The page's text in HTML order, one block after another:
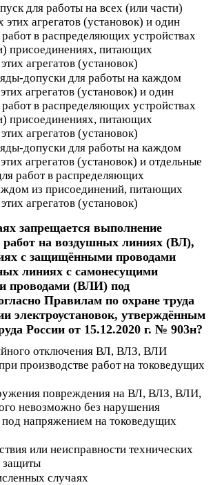
для работы на всех (или части)
этих агрегатов (установок) и один
в распределяющих устройствах
присоединениях, питающих
агрегатов (установок)
допуски для работы на каждом
агрегатов (установок) и один
в распределяющих устройствах
присоединениях, питающих
агрегатов (установок)
допуски для работы на каждом
агрегатов (установок) и отдельные
работ в распределяющих
из присоединений, питающих
агрегатов (установок)
запрещается выполнение
работ на воздушных линиях (ВЛ),
с защищёнными проводами
линиях с самонесущими
проводами (ВЛИ) под
Правилам по охране труда
электроустановок, утверждённым
России от 15.12.2020 г. № 903н?
отключения ВЛ, ВЛЗ, ВЛИ
производстве работ на токоведущих
повреждения на ВЛ, ВЛЗ, ВЛИ,
невозможно без нарушения
под напряжением на токоведущих
или неисправности технических
защиты
случаях